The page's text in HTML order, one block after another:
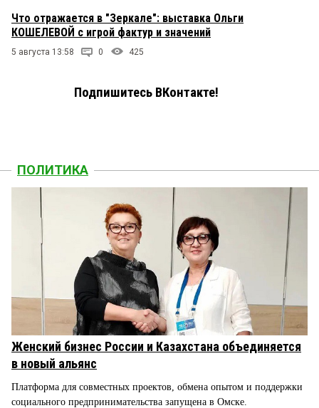
Что отражается в "Зеркале": выставка Ольги
КОШЕЛЕВОЙ с игрой фактур и значений
5 августа 13:58 0 425
Подпишитесь ВКонтакте!
ПОЛИТИКА
Женский бизнес России и Казахстана объединяется
в новый альянс
Платформа для совместных проектов, обмена опытом и поддержки
социального предпринимательства запущена в Омске.